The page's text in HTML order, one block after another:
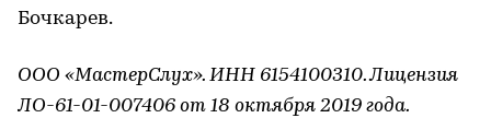
Бочкарев.
ООО «МастерСлух». ИНН 6154100310. Лицензия
ЛО-61-01-007406 от 18 октября 2019 года.